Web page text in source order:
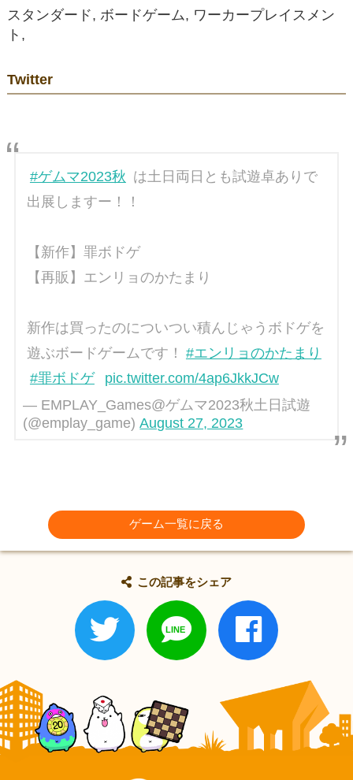
スタンダード, ボードゲーム, ワーカープレイスメン
ト,
Twitter
#ゲムマ2023秋 は土日両日とも試遊卓ありで
出展しますー！！
【新作】罪ボドゲ
【再販】エンリョのかたまり
新作は買ったのについつい積んじゃうボドゲを
遊ぶボードゲームです！ #エンリョのかたまり
#罪ボドゲ
pic.twitter.com/4ap6JkkJCw
— EMPLAY_Games@ゲムマ2023秋土日試遊
(@emplay_game)August 27, 2023
ゲーム一覧に戻る
この記事をシェア